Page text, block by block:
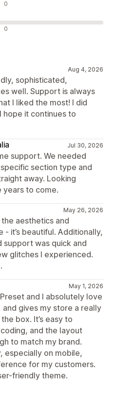
0
0
Aug 4, 2026
sophisticated,
well. Support is always
I liked the most! I did
hope it continues to
Jul 30, 2026
support. We needed
section type and
away. Looking
years to come.
May 26, 2026
aesthetics and
it’s beautiful. Additionally,
support was quick and
glitches I experienced.
May 1, 2026
and I absolutely love
gives my store a really
box. It’s easy to
and the layout
to match my brand.
especially on mobile,
for my customers.
friendly theme.